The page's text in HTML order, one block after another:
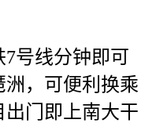
线分钟即可
，可便利换乘
门即上南大干